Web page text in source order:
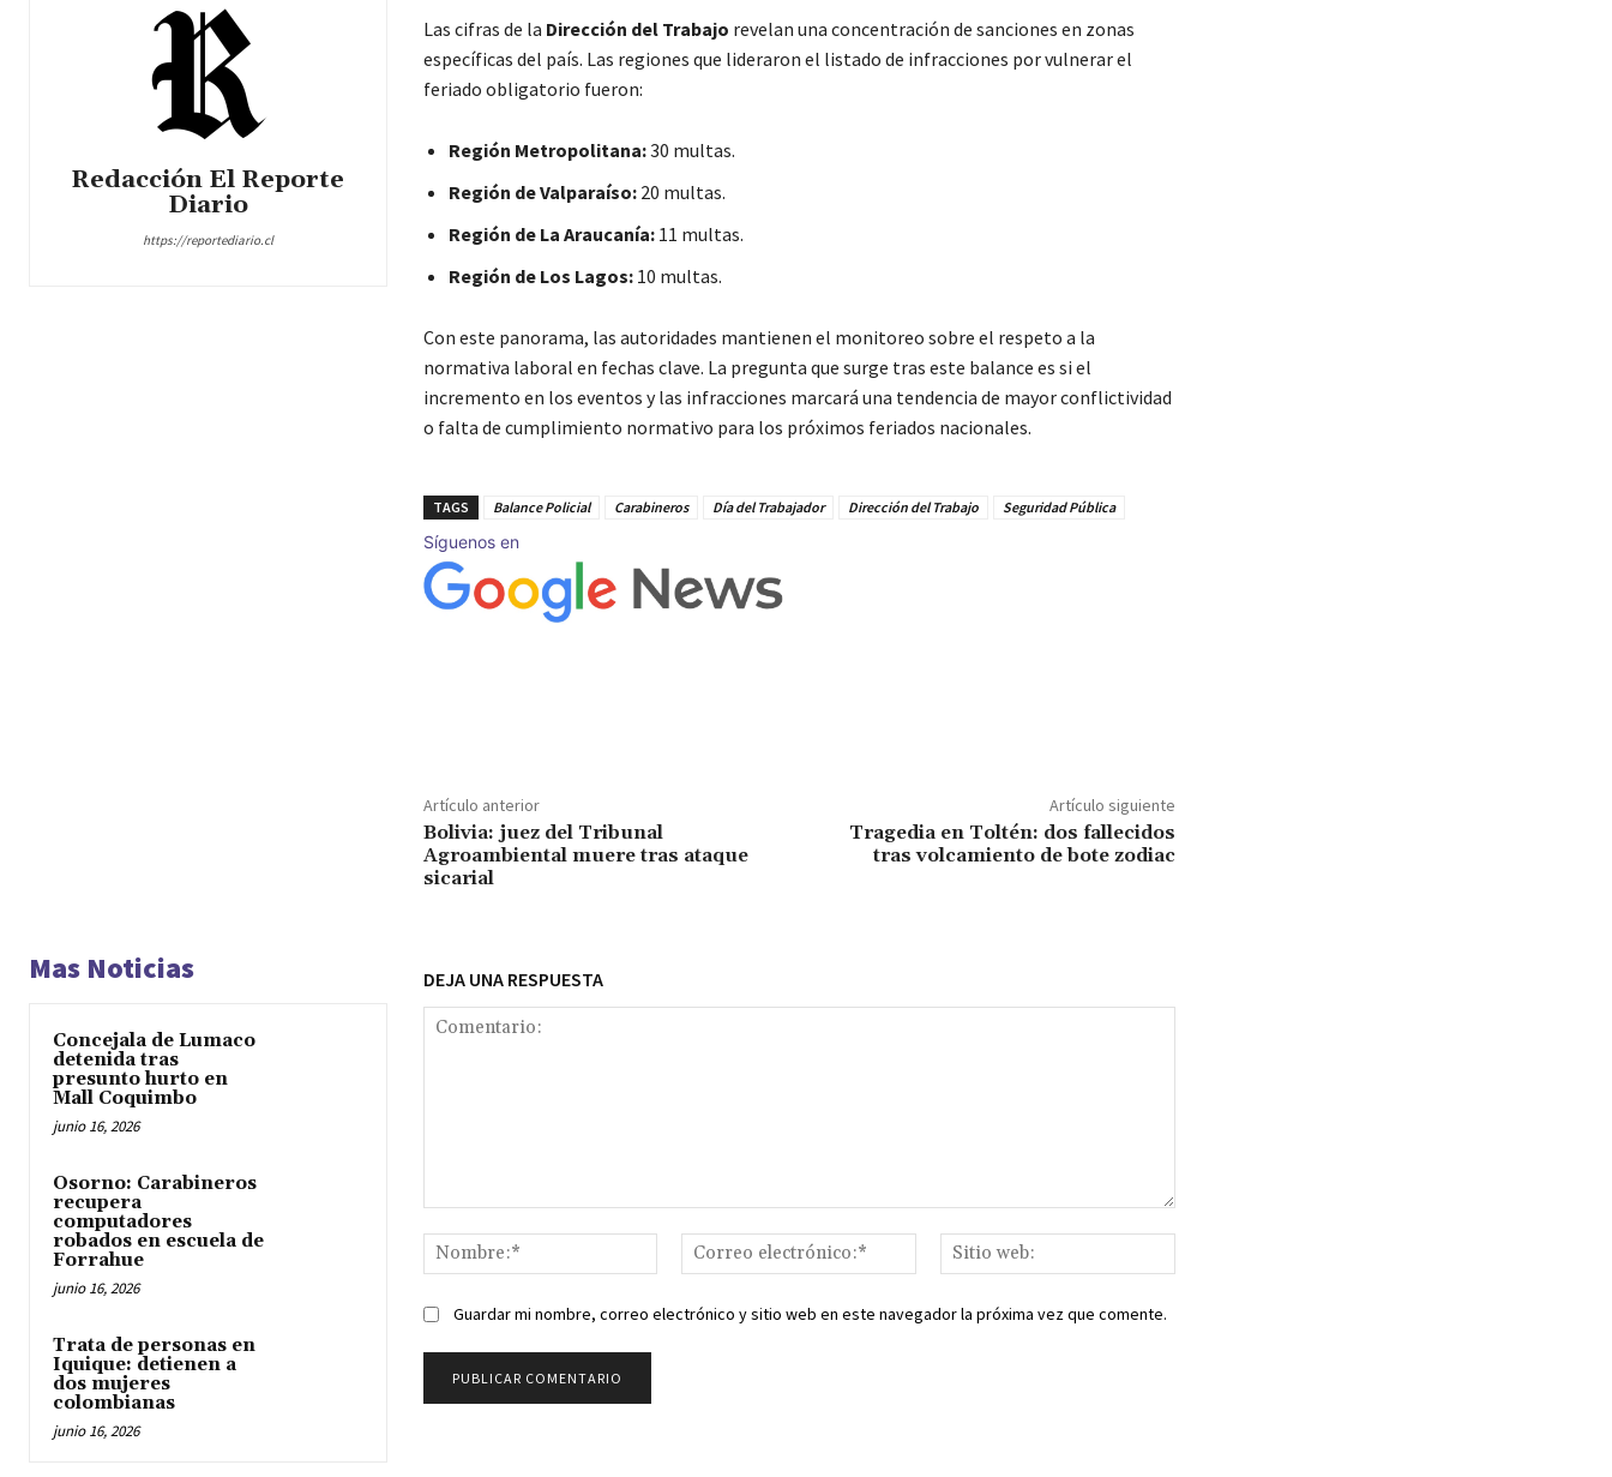
Redacción El Reporte
Diario
https://reportediario.cl
Las cifras de la Dirección del Trabajo revelan una concentración de sanciones en zonas
específicas del país. Las regiones que lideraron el listado de infracciones por vulnerar el
feriado obligatorio fueron:
Región Metropolitana:30 multas.
Región de Valparaíso:20 multas.
Región de La Araucanía:11 multas.
Región de Los Lagos:10 multas.
Con este panorama, las autoridades mantienen el monitoreo sobre el respeto a la
normativa laboral en fechas clave. La pregunta que surge tras este balance es si el
incremento en los eventos y las infracciones marcará una tendencia de mayor conflictividad
o falta de cumplimiento normativo para los próximos feriados nacionales.
TAGS Balance Policial Carabineros Día del Trabajador Dirección del Trabajo Seguridad Pública
Síguenos en
Artículo anterior
Bolivia: juez del Tribunal
Agroambiental muere tras ataque
sicarial
Artículo siguiente
Tragedia en Toltén: dos fallecidos
tras volcamiento de bote zodiac
Mas Noticias
Concejala de Lumaco
detenida tras
presunto hurto en
Mall Coquimbo
junio 16, 2026
Osorno: Carabineros
recupera
computadores
robados en escuela de
Forrahue
junio 16, 2026
Trata de personas en
Iquique: detienen a
dos mujeres
colombianas
junio 16, 2026
DEJA UNA RESPUESTA
Nombre:*
Correo
electrónico:*
web:
Guardar mi nombre, correo electrónico y sitio web en este navegador la próxima vez que comente.